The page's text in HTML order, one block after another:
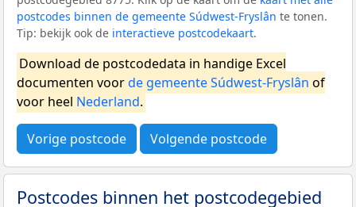
postcodes binnen de gemeente Súdwest-Fryslân te tonen.
Tip: bekijk ook de interactieve postcodekaart.
Download de postcodedata in handige Excel
documenten voorde gemeente Súdwest-Fryslân of
voor heel Nederland.
Vorige postcode Volgende postcode
Postcodes binnen het postcodegebied